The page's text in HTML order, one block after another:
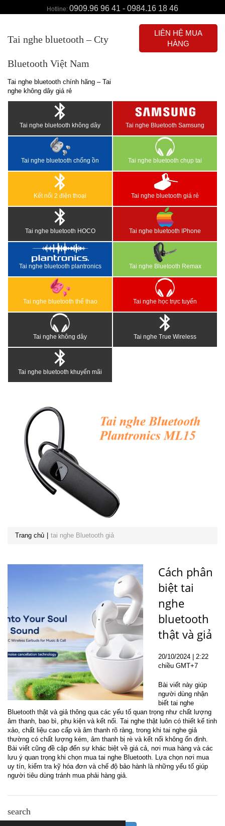
Hotline: 0909.96 96 41 - 0984.16 18 46
Tai nghe bluetooth – Cty
Bluetooth Việt Nam
Tai nghe bluetooth chính hãng – Tai
nghe không dây giá rẻ
LIÊN HỆ MUA
HÀNG
Tai nghe bluetooth không dây Tai nghe Bluetooth Samsung
Tai nghe bluetooth chống ồn Tai nghe bluetooth chụp tai
Kết nối 2 điện thoại Tai nghe bluetooth giá rẻ
Tai nghe bluetooth HOCO Tai nghe bluetooth IPhone
Tai nghe bluetooth plantronics Tai nghe Bluetooth Remax
Tai nghe bluetooth thể thao Tai nghe học trực tuyến
Tai nghe không dây Tai nghe True Wireless
Tai nghe bluetooth khuyến mãi
Trang chủ tai nghe Bluetooth giả
Cách phân
biệt tai
nghe
bluetooth
thật và giả
20/10/2024 | 2:22
chiều GMT+7
Bài viết này giúp
người dùng nhận
biết tai nghe
Bluetooth thật và giả thông qua các yếu tố quan trọng như chất lượng
âm thanh, bao bì, phụ kiện và kết nối. Tai nghe thật luôn có thiết kế tinh
xảo, chất liệu cao cấp và âm thanh rõ ràng, trong khi tai nghe giả
thường có chất lượng kém, âm thanh bị rè và kết nối không ổn định.
Bài viết cũng đề cập đến sự khác biệt về giá cả, nơi mua hàng và các
lưu ý quan trọng khi chọn mua tai nghe Bluetooth. Lựa chọn nơi mua
uy tín, kiểm tra kỹ hóa đơn và chế độ bảo hành là những yếu tố giúp
người tiêu dùng tránh mua phải hàng giả.
search